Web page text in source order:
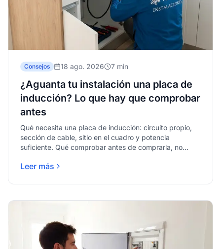
Consejos 18 ago. 2026 7 min
¿Aguanta tu instalación una placa de
inducción? Lo que hay que comprobar
antes
Qué necesita una placa de inducción: circuito propio,
sección de cable, sitio en el cuadro y potencia
suficiente. Qué comprobar antes de comprarla, no
Leer más